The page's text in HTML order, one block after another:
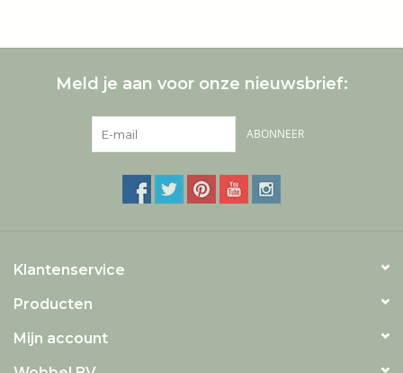
Meld je aan voor onze nieuwsbrief:
ABONNEER
Klantenservice
Producten
Mijn account